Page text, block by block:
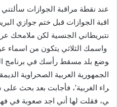
عند نقطة مراقبة الجوازات
اقبة الجوازات قبل ختم جوازي
نتبريطاني الجنسية لكن ملامحك
واسمك الثلاثي يتكون من اسماء
وضع بلد مسقط رأسك في برنامج
الجمهورية العربية الصحراوية
راء الغربية’، فأجابت بعد بحث على
ي، فقلت لها أني اجد صعوبة في